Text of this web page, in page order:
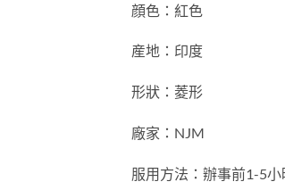
顔色：紅色
産地：印度
形狀：菱形
廠家：NJM
服用方法：辦事前1-5